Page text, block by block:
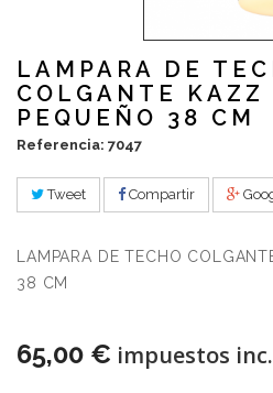
LAMPARA DE
COLGANTE KAZZ
PEQUEÑO 38 CM
Referencia: 7047
Tweet Compartir
LAMPARA DE TECHO
38 CM
65,00 € impuestos inc.